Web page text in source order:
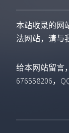
本站收录的网
法网站，请与
给本网站留言
676558206，